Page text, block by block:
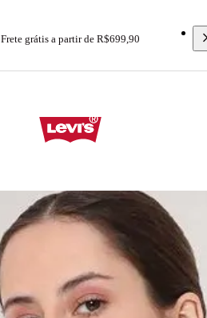
Frete grátis a partir de R$699,90